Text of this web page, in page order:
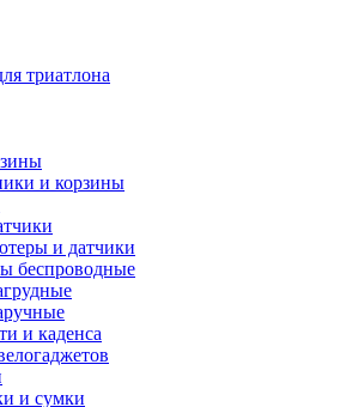
триатлона
и корзины
и датчики
беспроводные
и каденса
и сумки